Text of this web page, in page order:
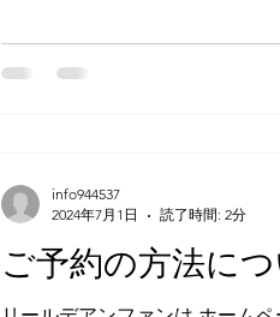
週間程でお送りしております
か。 納品データはカメラマンセ
A,可能でございます。 お持
まれます。 予めご了承くだ
ますか。 A,プランによって着
シンプルプラン：1着 スタ
プレミアムプラン：3着 例
ご予約の方法に
info944537
2024年7月1日
読了時間: 2分